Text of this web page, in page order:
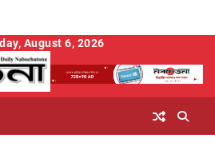
August 6, 2026